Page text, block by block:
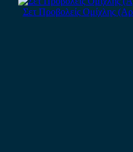
Σετ Προβολείς Ομίχλης